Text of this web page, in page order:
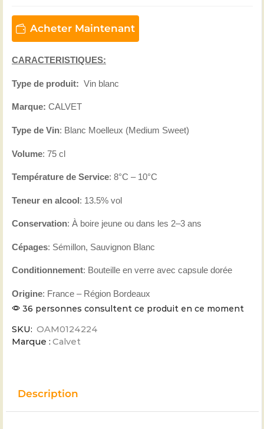
Acheter Maintenant
CARACTERISTIQUES:
Type de produit: Vin blanc
Marque: CALVET
Type de Vin: Blanc Moelleux (Medium Sweet)
Volume: 75 cl
Température de Service: 8°C – 10°C
Teneur en alcool: 13.5% vol
Conservation: À boire jeune ou dans les 2–3 ans
Cépages: Sémillon, Sauvignon Blanc
Conditionnement: Bouteille en verre avec capsule dorée
Origine: France – Région Bordeaux
36 personnes consultent ce produit en ce moment
SKU: OAM0124224
Marque : Calvet
Description